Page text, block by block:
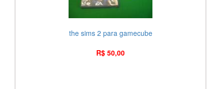
the sims 2 para gamecube
R$ 50,00